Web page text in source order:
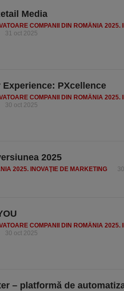
Media
COMPANII DIN ROMÂNIA 2025.
31 oct 2025
Experience: PXcellence
COMPANII DIN ROMÂNIA 2025.
30 oct 2025
2025
2025. INOVAŢIE DE MARKETING
COMPANII DIN ROMÂNIA 2025.
30 oct 2025
– platformă de